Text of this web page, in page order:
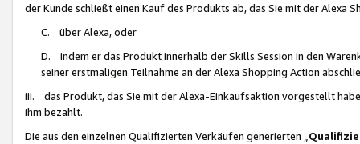
der Kunde schließt einen Kauf des Produkts ab, das Sie mit der Alexa
C. über Alexa, oder
D. indem er das Produkt innerhalb der Skills Session in den
seiner erstmaligen Teilnahme an der Alexa Shopping Action
iii. das Produkt, das Sie mit der Alexa-Einkaufsaktion vorgestellt
ihm bezahlt.
Die aus den einzelnen Qualifizierten Verkäufen generierten „